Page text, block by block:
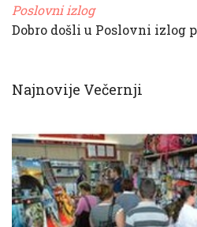
Poslovni izlog
Dobro došli u Poslovni izlog
Najnovije Večernji